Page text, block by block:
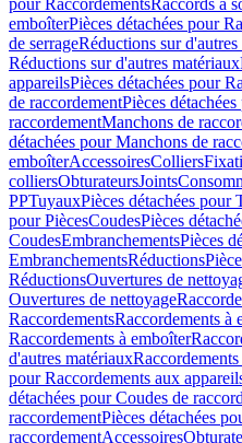
pour RaccordementsRaccords à
emboîterPièces détachées pour
de serrageRéductions sur
Réductions sur d'autres matériaux
appareilsPièces détachées pour
de raccordementPièces
raccordementManchons de
détachées pour Manchons de
emboîterAccessoiresColliers
colliersObturateursJoints
PPTuyauxPièces détachées pour
pour PiècesCoudesPièces
CoudesEmbranchementsPièces
EmbranchementsRéductions
RéductionsOuvertures de
Ouvertures de nettoyage
RaccordementsRaccordements à
Raccordements à emboîter
d'autres matériaux
pour Raccordements aux
détachées pour Coudes de
raccordementPièces détachées
raccordementAccessoires